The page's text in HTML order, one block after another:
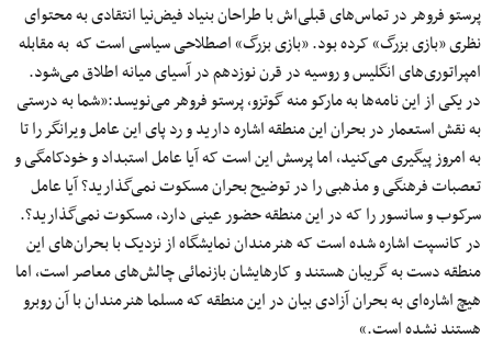
پرستو فروهر در تماس‌های قبلی‌اش با طراحان بنیاد فیض‌نیا انتقادی به محتوای
نظری «بازی بزرگ» کرده بود. «بازی بزرگ» اصطلاحی سیاسی است که به مقابله
امپراتوری‌های انگلیس و روسیه در قرن نوزدهم در آسیای میانه اطلاق می‌شود.
در یکی از این نامه‌ها به مارکو منه گوتزو، پرستو فروهر می‌نویسد:«شما به درستی
به نقش استعمار در بحران این منطقه اشاره دارید و رد پای این عامل ویرانگر را تا
به امروز پیگیری می‌کنید، اما پرسش این است که آیا عامل استبداد و خودکامگی و
تعصبات فرهنگی و مذهبی را در توضیح بحران مسکوت نمی‌گذارید؟ آیا عامل
سرکوب و سانسور را که در این منطقه حضور عینی دارد، مسکوت نمی‌گذارید؟.
در کانسپت اشاره شده است که هنرمندان نمایشگاه از نزدیک با بحران‌های این
منطقه دست به گریبان هستند و کارهایشان بازنمائی چالش‌های معاصر است، اما
هیچ اشاره‌ای به بحران آزادی بیان در این منطقه که مسلما هنرمندان با آن روبرو
هستند نشده است.»